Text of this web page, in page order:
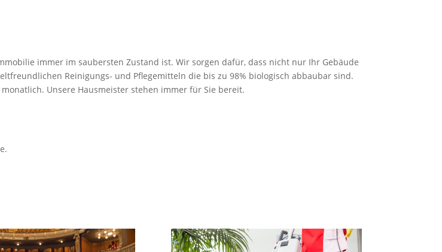
immer im saubersten Zustand ist. Wir sorgen dafür, dass nicht nur Ihr Gebäude
Reinigungs- und Pflegemitteln die bis zu 98% biologisch abbaubar sind.
Unsere Hausmeister stehen immer für Sie bereit.